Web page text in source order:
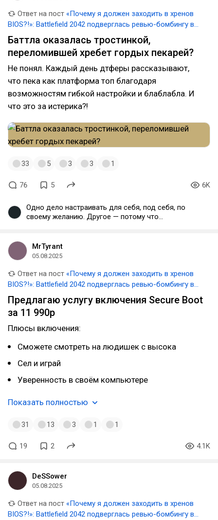
Ответ на пост «Почему я должен заходить в хренов
BIOS?!»: Battlefield 2042 подверглась ревью-бомбингу в
Steam из-за требования включить Secure Boot на ПК
Баттла оказалась тростинкой,
переломившей хребет гордых пекарей?
Не понял. Каждый день дтферы рассказывают,
что пека как платформа топ благодаря
возможностям гибкой настройки и блаблабла. И
что это за истерика?!
33 5 3 3 1
76 5 6K
Одно дело настраивать для себя, под себя, по
своему желанию. Другое — потому что
решат даже секьюр бутом, проверяй.
MrTyrant
05.08.2025
Ответ на пост «Почему я должен заходить в хренов
BIOS?!»: Battlefield 2042 подверглась ревью-бомбингу в
Steam из-за требования включить Secure Boot на ПК
Предлагаю услугу включения Secure Boot
за 11 990р
Плюсы включения:
Сможете смотреть на людишек с высока
Сел и играй
Уверенность в своём компьютере
Показать полностью
31 13 3 1 1
19 2 4.1K
DeSSower
05.08.2025
Ответ на пост «Почему я должен заходить в хренов
BIOS?!»: Battlefield 2042 подверглась ревью-бомбингу в